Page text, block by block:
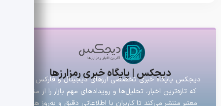
دیجکس | پایگاه خبری رمزارزها
دیجکس پایگاه خبری تخصصی ارزهای دیجیتال و فارکس است
که تازه‌ترین اخبار، تحلیل‌ها و رویدادهای مهم بازار را از منابع
معتبر منتشر می‌کند تا کاربران با اطلاعاتی دقیق و به‌روز همراه